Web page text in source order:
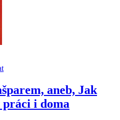
aneb, Jak
práci i doma